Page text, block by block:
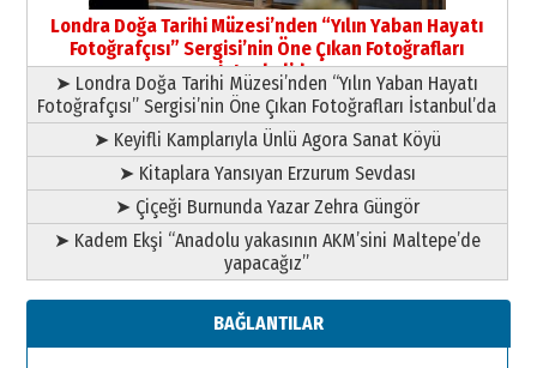
Şampiyonluk Sebahattin Şirin’e
yazar
11 Mayıs 2026 Pazartesi
Londra Doğa Tarihi Müzesi’nden “Yılın Yaban Hayatı
Fotoğrafçısı” Sergisi’nin Öne Çıkan Fotoğrafları
İstanbul’da
➤ Londra Doğa Tarihi Müzesi’nden “Yılın Yaban Hayatı
Fotoğrafçısı” Sergisi’nin Öne Çıkan Fotoğrafları İstanbul’da
➤ Keyifli Kamplarıyla Ünlü Agora Sanat Köyü
➤ Kitaplara Yansıyan Erzurum Sevdası
➤ Çiçeği Burnunda Yazar Zehra Güngör
➤ Kadem Ekşi “Anadolu yakasının AKM’sini Maltepe’de
yapacağız”
BAĞLANTILAR